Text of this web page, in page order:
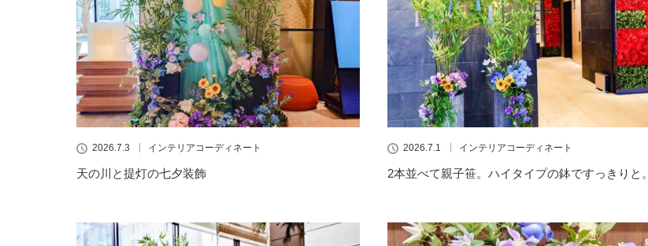
2026.7.3 インテリアコーディネート
天の川と提灯の七夕装飾
2026.7.1 インテリアコーディネート
2本並べて親子笹。ハイタイプの鉢ですっきりと。